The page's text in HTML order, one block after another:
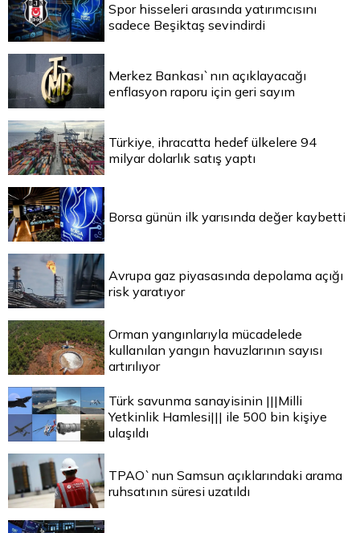
Spor hisseleri arasında yatırımcısını
sadece Beşiktaş sevindirdi
Merkez Bankası`nın açıklayacağı
enflasyon raporu için geri sayım
Türkiye, ihracatta hedef ülkelere 94
milyar dolarlık satış yaptı
Borsa günün ilk yarısında değer kaybetti
Avrupa gaz piyasasında depolama açığı
risk yaratıyor
Orman yangınlarıyla mücadelede
kullanılan yangın havuzlarının sayısı
artırılıyor
Türk savunma sanayisinin |||Milli
Yetkinlik Hamlesi||| ile 500 bin kişiye
ulaşıldı
TPAO`nun Samsun açıklarındaki arama
ruhsatının süresi uzatıldı